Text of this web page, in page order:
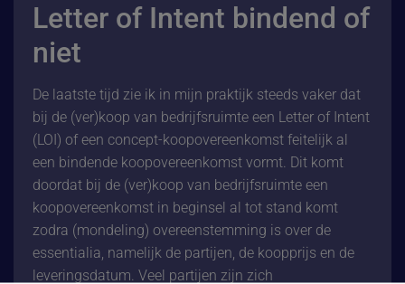
Letter of Intent bindend of
niet
De laatste tijd zie ik in mijn praktijk steeds vaker dat
bij de (ver)koop van bedrijfsruimte een Letter of Intent
(LOI) of een concept-koopovereenkomst feitelijk al
een bindende koopovereenkomst vormt. Dit komt
doordat bij de (ver)koop van bedrijfsruimte een
koopovereenkomst in beginsel al tot stand komt
zodra (mondeling) overeenstemming is over de
essentialia, namelijk de partijen, de koopprijs en de
leveringsdatum. Veel partijen zijn zich